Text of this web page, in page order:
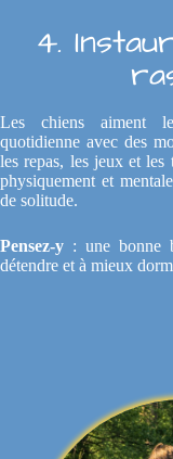
4.
Les chiens aiment
quotidienne avec des
les repas, les jeux et
physiquement et
de solitude.
Pensez-y : une bonne
détendre et à mieux